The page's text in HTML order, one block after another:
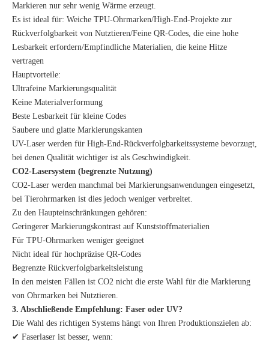
Markieren nur sehr wenig Wärme erzeugt.
Es ist ideal für: Weiche TPU-Ohrmarken/High-End-Projekte zur
Rückverfolgbarkeit von Nutztieren/Feine QR-Codes, die eine hohe
Lesbarkeit erfordern/Empfindliche Materialien, die keine Hitze
vertragen
Hauptvorteile:
Ultrafeine Markierungsqualität
Keine Materialverformung
Beste Lesbarkeit für kleine Codes
Saubere und glatte Markierungskanten
UV-Laser werden für High-End-Rückverfolgbarkeitssysteme bevorzugt,
bei denen Qualität wichtiger ist als Geschwindigkeit.
CO2-Lasersystem (begrenzte Nutzung)
CO2-Laser werden manchmal bei Markierungsanwendungen eingesetzt,
bei Tierohrmarken ist dies jedoch weniger verbreitet.
Zu den Haupteinschränkungen gehören:
Geringerer Markierungskontrast auf Kunststoffmaterialien
Für TPU-Ohrmarken weniger geeignet
Nicht ideal für hochpräzise QR-Codes
Begrenzte Rückverfolgbarkeitsleistung
In den meisten Fällen ist CO2 nicht die erste Wahl für die Markierung
von Ohrmarken bei Nutztieren.
3. Abschließende Empfehlung: Faser oder UV?
Die Wahl des richtigen Systems hängt von Ihren Produktionszielen ab:
✔ Faserlaser ist besser, wenn: